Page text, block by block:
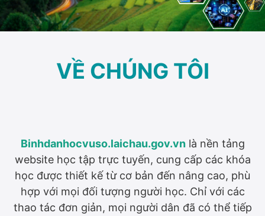
VỀ CHÚNG TÔI
Binhdanhocvuso.laichau.gov.vnlà nền tảng
website học tập trực tuyến, cung cấp các khóa
học được thiết kế từ cơ bản đến nâng cao, phù
hợp với mọi đối tượng người học. Chỉ với các
thao tác đơn giản, mọi người dân đã có thể tiếp